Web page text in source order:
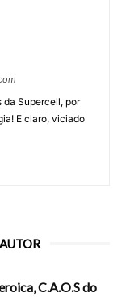
da Supercell, por
E claro, viciado
C.A.O.S do